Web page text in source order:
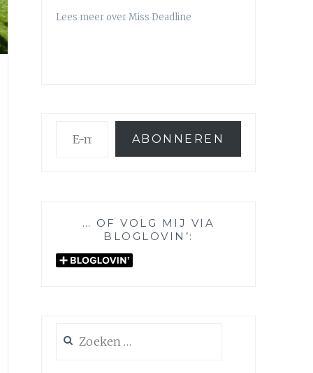
Lees meer over Miss Deadline
mailadres
ABONNEREN
… OF VOLG MIJ VIA
BLOGLOVIN’:
naar: